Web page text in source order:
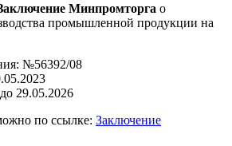
Минпромторга о
промышленной продукции на
№56392/08
29.05.2026
по ссылке: Заключение